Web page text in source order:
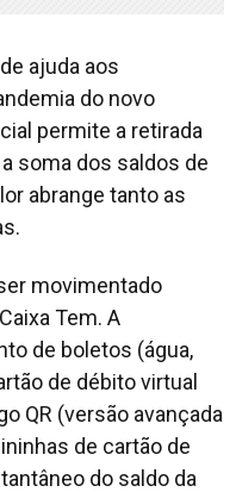
ajuda aos
do novo
permite a retirada
soma dos saldos de
abrange tanto as
movimentado
Tem. A
de boletos (água,
de débito virtual
QR (versão avançada
de cartão de
do saldo da